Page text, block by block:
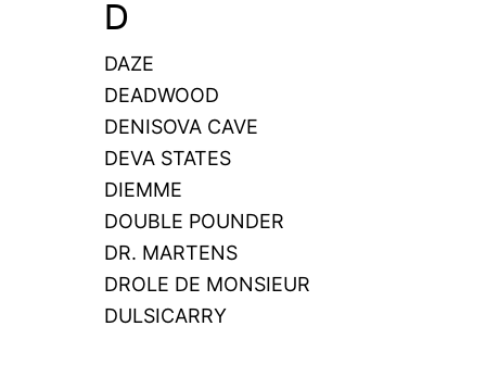
D
DAZE
DEADWOOD
DENISOVA CAVE
DEVA STATES
DIEMME
DOUBLE POUNDER
DR. MARTENS
DROLE DE MONSIEUR
DULSICARRY